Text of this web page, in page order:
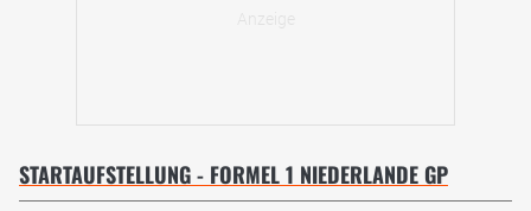
STARTAUFSTELLUNG - FORMEL 1 NIEDERLANDE GP